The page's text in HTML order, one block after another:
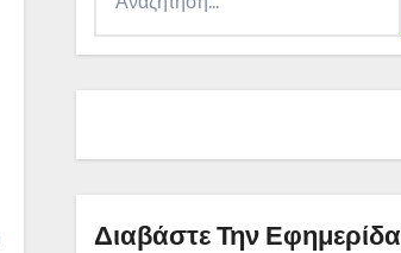
για:
Διαβάστε Την Εφημερίδα